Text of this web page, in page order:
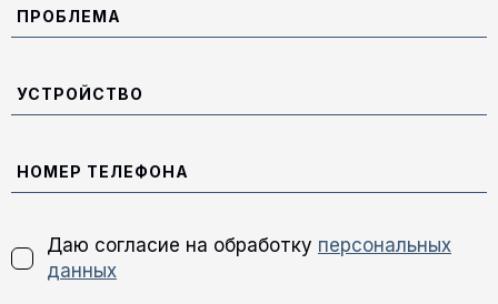
Даю согласие на обработку персональных
данных